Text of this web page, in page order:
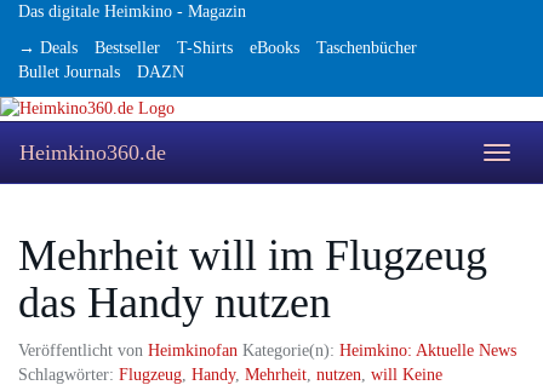
Skip
main
content
Das digitale Heimkino - Magazin
→ Deals
Bestseller T-Shirts eBooks
Taschenbücher
Bullet Journals
DAZN
Toggle
Heimkino360.de
Mehrheit will im Flugzeug
das Handy nutzen
Veröffentlicht von Heimkinofan Kategorie(n): Heimkino: Aktuelle News
Schlagwörter: Flugzeug, Handy, Mehrheit, nutzen, will Keine